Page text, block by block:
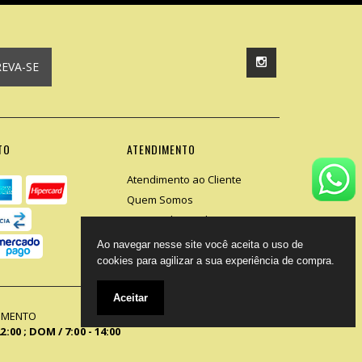
SE
ATENDIMENTO
Atendimento ao Cliente
Quem Somos
Termos de Venda
Segurança
; DOM / 7:00 - 14:00
Ao navegar nesse site você aceita o uso de
cookies para agilizar a sua experiência de compra.
Aceitar